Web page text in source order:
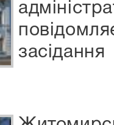
засідання